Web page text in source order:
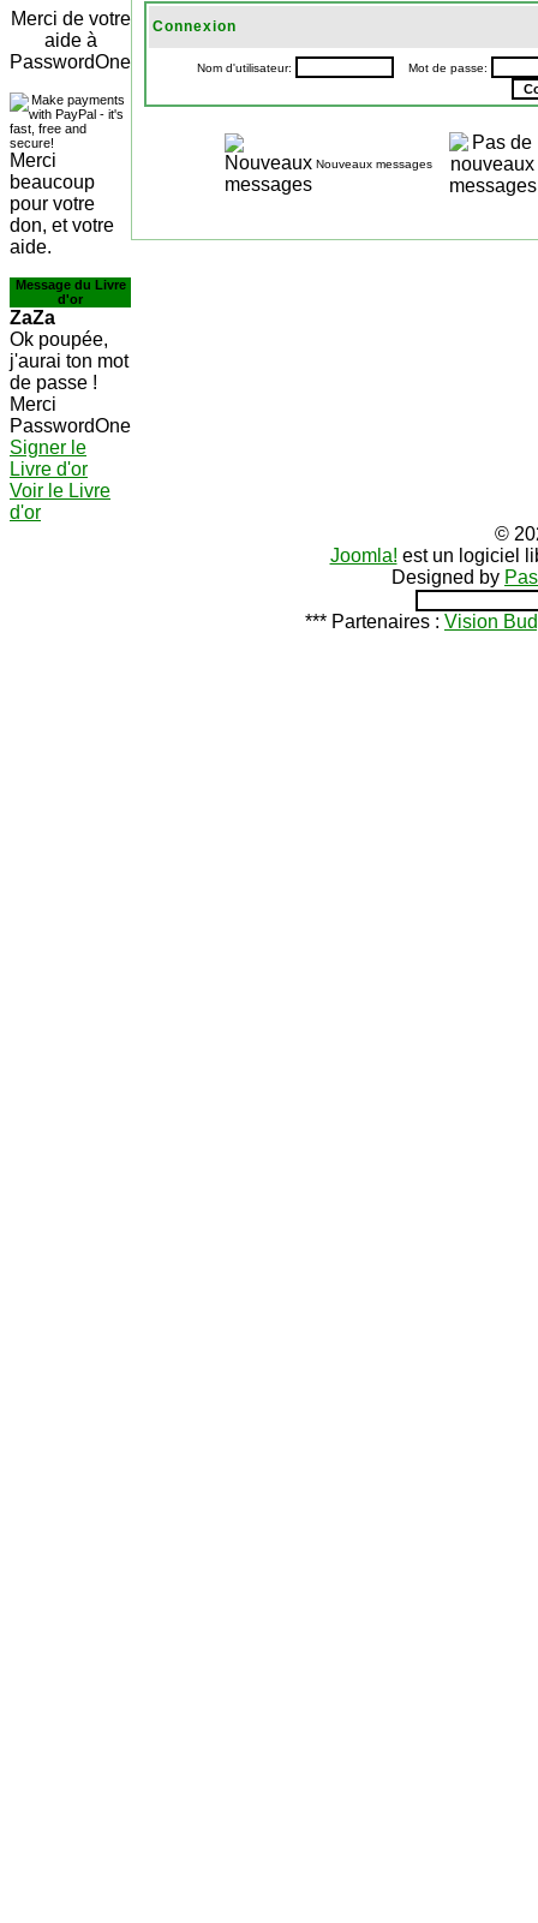
Merci de votre
aide à
PasswordOne
Merci
beaucoup
pour votre
don, et votre
aide.
Message du Livre
d'or
ZaZa
Ok poupée,
j'aurai ton mot
de passe !
Merci
PasswordOne
Signer le
Livre d'or
Voir le Livre
d'or
Connexion
Nom d'utilisateur: Mot de passe:
Nouveaux messages
©
Joomla! est un logiciel
Designed by
*** Partenaires : Vision